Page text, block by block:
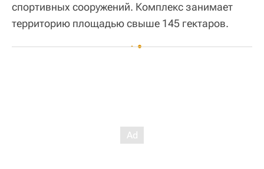
спортивных сооружений. Комплекс занимает
территорию площадью свыше 145 гектаров.